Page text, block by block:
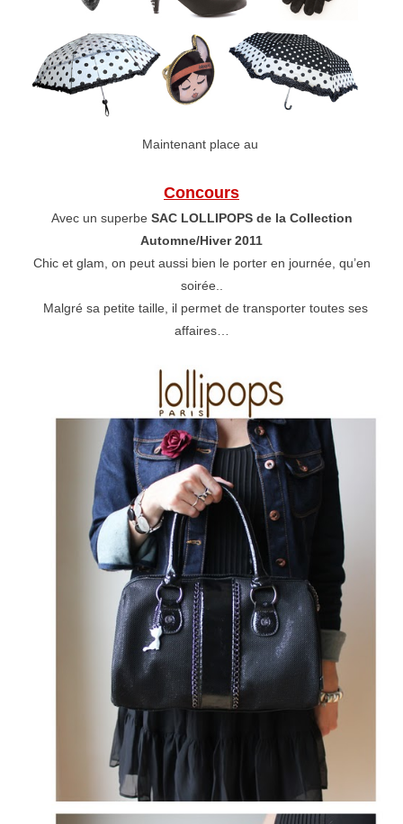
Maintenant place au
Concours
Avec un superbe SAC LOLLIPOPS de la Collection
Automne/Hiver 2011
Chic et glam, on peut aussi bien le porter en journée, qu’en
soirée..
Malgré sa petite taille, il permet de transporter toutes ses
affaires…